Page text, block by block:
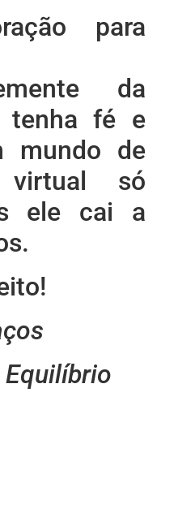
para
da
tenha fé e
mundo de
virtual só
ele cai a